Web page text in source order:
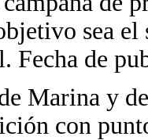
sea
de
Marina y
con